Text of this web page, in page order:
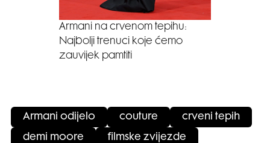
Armani na crvenom tepihu:
Najbolji trenuci koje ćemo
zauvijek pamtiti
Armani odijelo couture crveni tepih
demi moore filmske zvijezde